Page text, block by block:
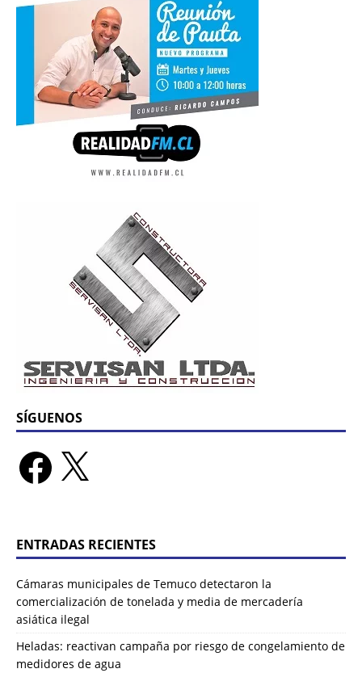
SÍGUENOS
ENTRADAS RECIENTES
Cámaras municipales de Temuco detectaron la
comercialización de tonelada y media de mercadería
asiática ilegal
Heladas: reactivan campaña por riesgo de congelamiento de
medidores de agua